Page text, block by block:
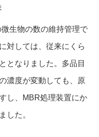
生物の数の維持管理で
対しては、従来にくら
となりました。多品目
濃度が変動しても、原
し、MBR処理装置にか
した。